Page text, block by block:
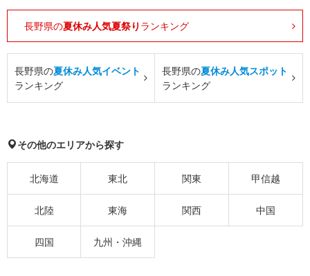
長野県の夏休み人気夏祭り ランキング
長野県の夏休み人気イベント
ランキング
長野県の夏休み人気スポット
ランキング
その他のエリアから探す
北海道 東北 関東 甲信越
北陸 東海 関西 中国
四国 九州・沖縄